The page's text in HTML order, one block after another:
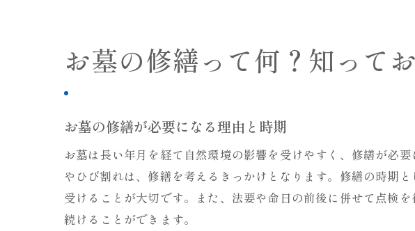
選んだ墓
費用対効果
家族の負担
修繕を見
お墓の修繕って何？知って
お墓の修繕が必要になる理由と時期
お墓は長い年月を経て自然環境の影響を受けやすく、修繕が必
やひび割れは、修繕を考えるきっかけとなります。修繕の時期
受けることが大切です。また、法要や命日の前後に併せて点検
続けることができます。